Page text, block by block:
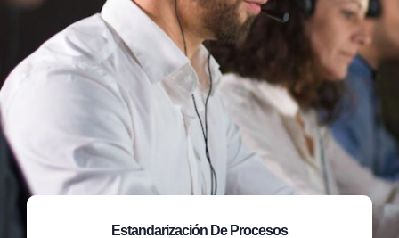
Estandarización De Procesos